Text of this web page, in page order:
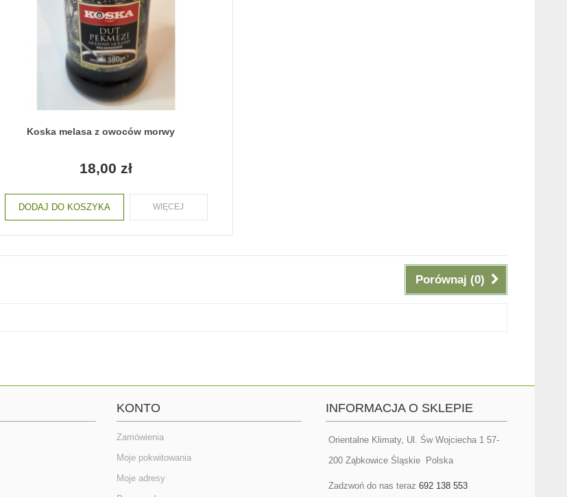
Koska melasa z owoców morwy
18,00 zł
DODAJ DO KOSZYKA WIĘCEJ
Porównaj (0)
KONTO
Zamówienia
Moje pokwitowania
Moje adresy
INFORMACJA O SKLEPIE
Orientalne Klimaty, Ul. Św Wojciecha 1 57-
200 Ząbkowice Śląskie Polska
Zadzwoń do nas teraz 692 138 553